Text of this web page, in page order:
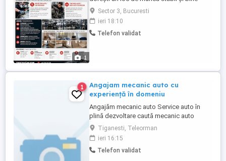
1
plătit în Olanda? Alătură-te echipei noastre
și lucrează pe termen lung în service-uri
moderne și reprezentanțe auto cunoscute!
Poziții disponibile: 1. Tinichigiu auto 2.
Sector 3, Bucuresti
ieri 18:10
Telefon validat
1
Angajam mecanic auto cu
experiență în domeniu
Angajăm mecanic auto Service auto în
plină dezvoltare caută mecanic auto
serios și pasionat, pentru a se alătura
echipei noastre. Cerințe: - Experiență în
domeniu (minim 1 an constituie avantaj) -
Cunoștințe de mecanică generală (revizii,
Tiganesti, Teleorman
ieri 16:15
Telefon validat